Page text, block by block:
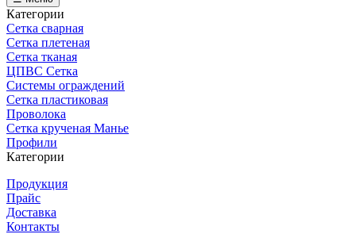
Категории
Сетка сварная
Сетка плетеная
Сетка тканая
ЦПВС Сетка
Системы ограждений
Сетка пластиковая
Проволока
Сетка крученая Манье
Профили
Категории
Продукция
Прайс
Доставка
Контакты